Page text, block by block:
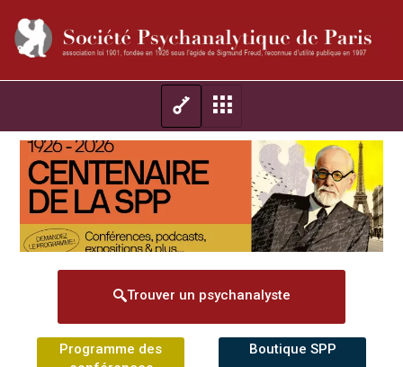
Trouver un psychanalyste
Programme des
Boutique SPP